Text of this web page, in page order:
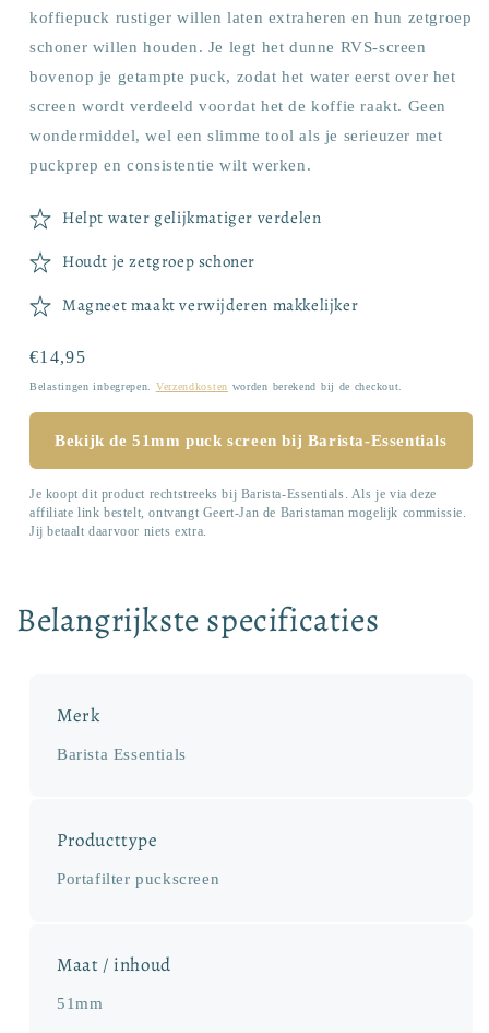
koffiepuck rustiger willen laten extraheren en hun zetgroep
schoner willen houden. Je legt het dunne RVS-screen
bovenop je getampte puck, zodat het water eerst over het
screen wordt verdeeld voordat het de koffie raakt. Geen
wondermiddel, wel een slimme tool als je serieuzer met
puckprep en consistentie wilt werken.
Helpt water gelijkmatiger verdelen
Houdt je zetgroep schoner
Magneet maakt verwijderen makkelijker
Normale
prijs
€14,95
Belastingen inbegrepen. Verzendkosten worden berekend bij de checkout.
Bekijk de 51mm puck screen bij Barista-Essentials
Je koopt dit product rechtstreeks bij Barista-Essentials. Als je via deze
affiliate link bestelt, ontvangt Geert-Jan de Baristaman mogelijk commissie.
Jij betaalt daarvoor niets extra.
Belangrijkste specificaties
Merk
Barista Essentials
Producttype
Portafilter puckscreen
Maat / inhoud
51mm